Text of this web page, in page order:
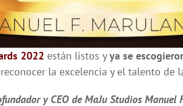
2022 están listos yya se
la excelencia y el talento de
y CEO de MaJu Studios Manuel